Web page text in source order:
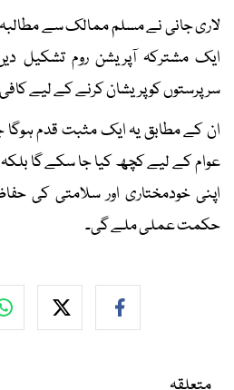
لاری جانی نے مسلم ممالک سے
ایک مشترکہ آپریشن روم تشکیل
سرپرستوں کو پریشان کرنے کے لیے
ان کے مطابق یہ ایک مثبت قدم
عوام کے لیے کچھ کیا جا سکے گا
اپنی خودمختاری اور سلامتی کی
حکمت عملی ملے گی۔